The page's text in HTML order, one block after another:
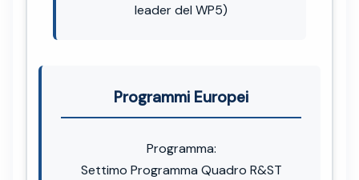
leader del WP5)
Programmi Europei
Programma:
Settimo Programma Quadro R&ST